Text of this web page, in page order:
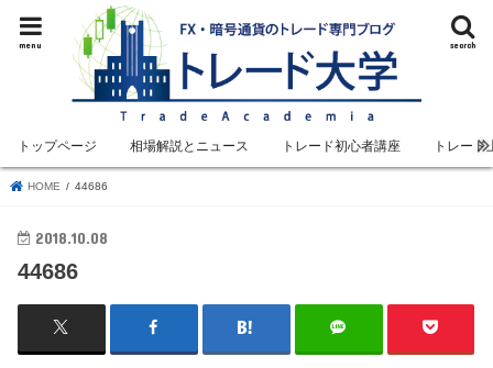
search
menu
トップページ 相場解説とニュース トレード初心者講座 トレード
HOME 44686
2018.10.08
44686